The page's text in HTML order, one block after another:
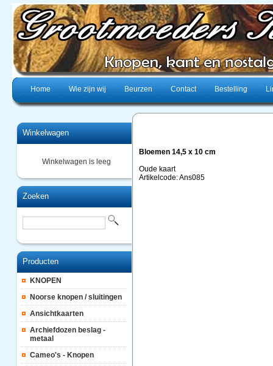
Home Wie zijn wij Beurzen Contact Bestelling
Winkelwagen
Winkelwagen is leeg
Zoeken
Producten
KNOPEN
Noorse knopen / sluitingen
Ansichtkaarten
Archiefdozen beslag -
metaal
Cameo's - Knopen
Bloemen 14,5 x 10 cm
Oude kaart
Artikelcode: Ans085